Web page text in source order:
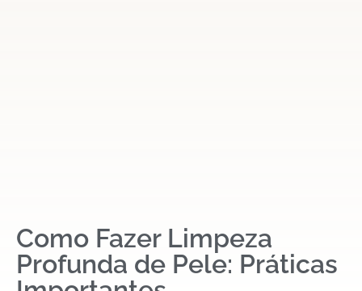
Como Fazer Limpeza
Profunda de Pele: Práticas